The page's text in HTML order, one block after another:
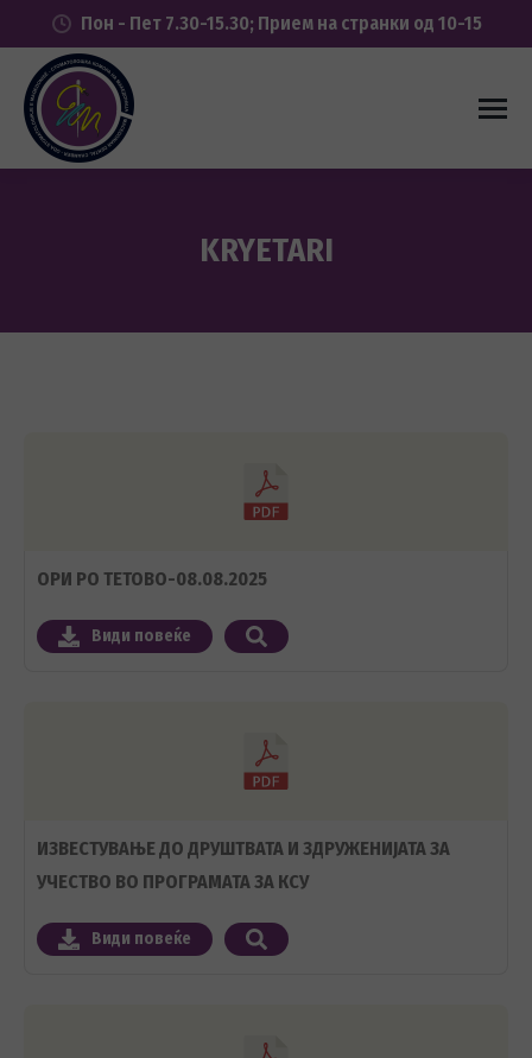
Пон - Пет 7.30-15.30; Прием на странки од 10-15
KRYETARI
ОРИ РО ТЕТОВО-08.08.2025
Види повеќе
ИЗВЕСТУВАЊЕ ДО ДРУШТВАТА И ЗДРУЖЕНИЈАТА ЗА
УЧЕСТВО ВО ПРОГРАМАТА ЗА КСУ
Види повеќе